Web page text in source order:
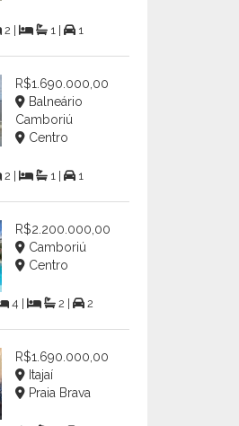
2 | 1 | 1
R$1.690.000,00
Balneário
Camboriú
Centro
2 | 1 | 1
R$2.200.000,00
Camboriú
Centro
4 | 2 | 2
R$1.690.000,00
Itajaí
Praia Brava